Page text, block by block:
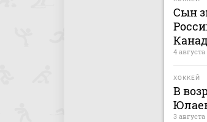
Сын
4 августа
ХОККЕЙ
В
3 августа